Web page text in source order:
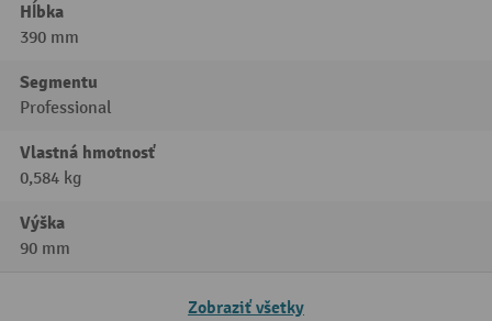
Hĺbka
390 mm
Segmentu
Professional
Vlastná hmotnosť
0,584 kg
Výška
90 mm
Zobraziť všetky